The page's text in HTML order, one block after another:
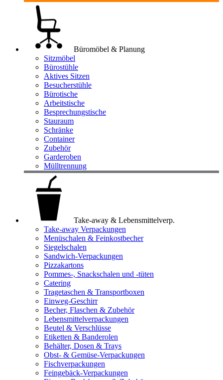
Büromöbel & Planung
Sitzmöbel
Bürostühle
Aktives Sitzen
Besucherstühle
Bürotische
Arbeitstische
Besprechungstische
Stauraum
Schränke
Container
Zubehör
Garderoben
Mülltrennung
Take-away & Lebensmittelverp.
Take-away Verpackungen
Menüschalen & Feinkostbecher
Siegelschalen
Sandwich-Verpackungen
Pizzakartons
Pommes-, Snackschalen und -tüten
Catering
Tragetaschen & Transportboxen
Einweg-Geschirr
Becher, Flaschen & Zubehör
Lebensmittelverpackungen
Beutel & Verschlüsse
Etiketten & Banderolen
Behälter, Dosen & Trays
Obst- & Gemüse-Verpackungen
Fischverpackungen
Feingebäck-Verpackungen